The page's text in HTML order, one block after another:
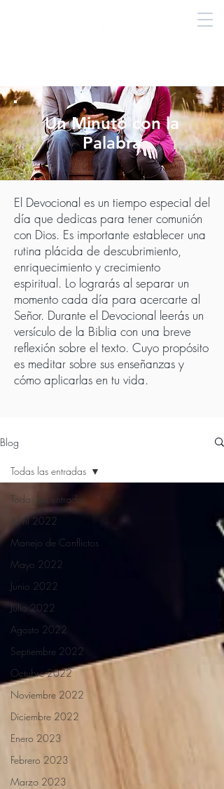
Un Minuto con la
Palabra
El Devocional es un tiempo especial del
día que dedicas para tener comunión
con Dios. Es importante establecer una
rutina plácida de descubrimiento,
enriquecimiento y crecimiento
espiritual. Lo lograrás al separar un
momento cada día para acercarte al
Señor. Durante el Devocional leerás un
versículo de la Biblia con una breve
reflexión sobre el texto. Cuyo propósito
es meditar sobre sus enseñanzas y
cómo aplicarlas en tu vida.
Blog
Todas las entradas
Abril 2022
Manejo de Conflictos
Mayo 2022
Junio 2022
Julio 2022
Agosto 2022
Septiembre 2022
Octubre 2022
Noviembre 2022
Diciembre 2022
Enero 2023
Febrero 2023
Marzo 2023
Todas las entradas